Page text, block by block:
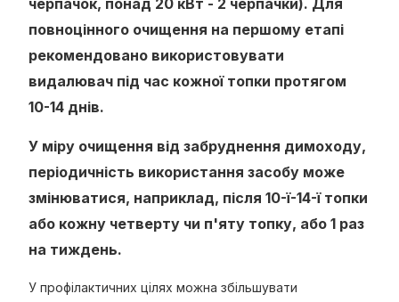
черпачок, понад 20 кВт - 2 черпачки). Для
повноцінного очищення на першому етапі
рекомендовано використовувати
видалювач під час кожної топки протягом
10-14 днів.
У міру очищення від забруднення димоходу,
періодичність використання засобу може
змінюватися, наприклад, після 10-ї-14-ї топки
або кожну четверту чи п'яту топку, або 1 раз
на тиждень.
У профілактичних цілях можна збільшувати